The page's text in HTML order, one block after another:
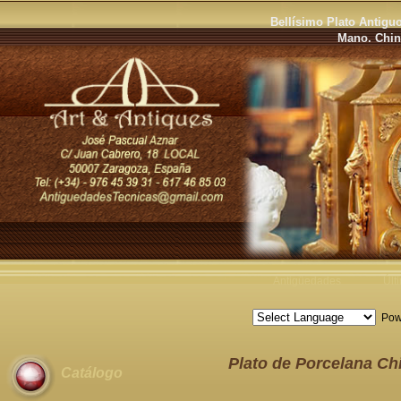
Bellísimo Plato
Mano.
Catálogo
Plato de Porcelana